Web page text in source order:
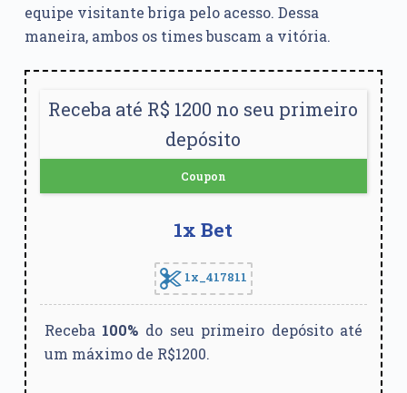
equipe visitante briga pelo acesso. Dessa
maneira, ambos os times buscam a vitória.
Receba até R$ 1200 no seu primeiro
depósito
Coupon
1x Bet
1x_417811
Receba 100% do seu primeiro depósito até
um máximo de R$1200.